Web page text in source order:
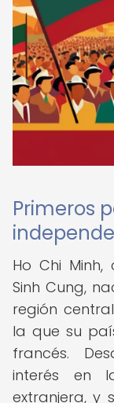
Primeros
Ho Chi
Sinh Cung,
región
la que su
francés.
interés en
extranjera, y